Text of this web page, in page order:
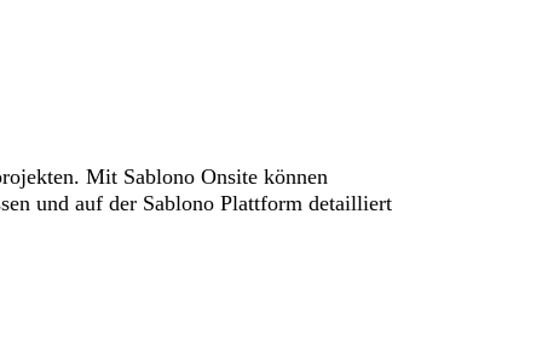
Mit Sablono Onsite können
und auf der Sablono Plattform detailliert